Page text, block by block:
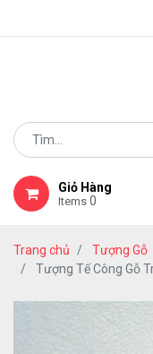
Giỏ Hàng
Items 0
Trang chủ Tượng Gỗ
Tượng Tế Công Gỗ